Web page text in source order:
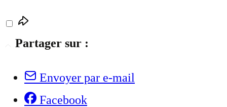
Partager sur :
Envoyer par e-mail
Facebook